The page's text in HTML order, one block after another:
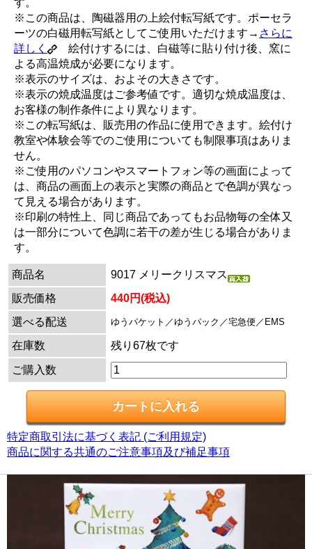
す。
※この商品は、陶磁器用の上絵付転写紙です。ポーセラ
ーツの白磁用転写紙としてご使用いただけます→ さらに
詳しく
絵付けするには、白磁等に貼り付け後、窯に
よる高温焼成が必要になります。
※表示のサイズは、およその大きさです。
※表示の焼成温度はご参考値です。適切な焼成温度は、
お客様の制作条件により異なります。
※この転写紙は、販売用の作品に使用できます。絵付け
教室や体験会等でのご使用についても制限事項はありま
せん。
※ご使用のパソコンやスマートフォン等の画面によって
は、商品の画面上の表示と実際の商品とで色調が異なっ
て見える場合があります。
※印刷の特性上、同じ商品であってもお品物毎の全体又
は一部分について色調に若干の差が生じる場合がありま
す。
商品名
9017 メリークリスマス
販売価格
440円(税込)
選べる配送
ゆうパケット／ゆうパック／宅急便／EMS
在庫数 残り67枚です
ご購入数
特定商取引法に基づく表記 (ご利用規定)
商品に関する共通のご注意事項及び補足事項